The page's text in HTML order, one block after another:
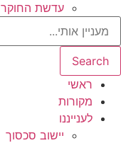
עדשת החוקר
Search
ראשי
מקורות
לענייננו
יישוב סכסוך